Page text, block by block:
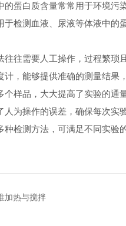
白质含量常常用于环境污
测血液、尿液等体液中的
需要人工操作，过程繁琐
能够提供准确的测量结果，
品，大大提高了实验的通量
操作的误差，确保每次实验
测方法，可满足不同实验的
加热与搅拌